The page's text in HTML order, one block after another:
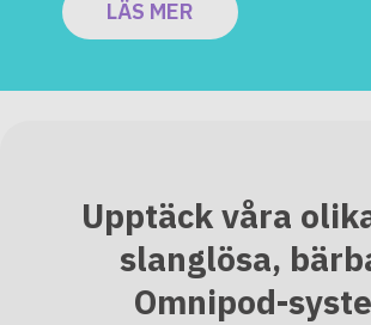
LÄS MER
Upptäck våra
slanglösa,
Omnipod-